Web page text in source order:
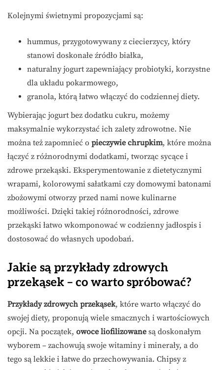
Kolejnymi świetnymi propozycjami są:
hummus, przygotowywany z ciecierzycy, który
stanowi doskonałe źródło białka,
naturalny jogurt zapewniający probiotyki, korzystne
dla układu pokarmowego,
granola, którą łatwo włączyć do codziennej diety.
Wybierając jogurt bez dodatku cukru, możemy
maksymalnie wykorzystać ich zalety zdrowotne. Nie
można też zapomnieć o pieczywie chrupkim, które można
łączyć z różnorodnymi dodatkami, tworząc sycące i
zdrowe przekąski. Eksperymentowanie z dietetycznymi
wrapami, kolorowymi sałatkami czy domowymi batonami
zbożowymi otworzy przed nami nowe kulinarne
możliwości. Dzięki takiej różnorodności, zdrowe
przekąski łatwo wkomponować w codzienny jadłospis i
dostosować do własnych upodobań.
Jakie są przykłady zdrowych
przekąsek – co warto spróbować?
Przykłady zdrowych przekąsek, które warto włączyć do
swojej diety, proponują wiele smacznych i wartościowych
opcji. Na początek, owoce liofilizowane są doskonałym
wyborem – zachowują swoje witaminy i minerały, a do
tego są lekkie i łatwe do przechowywania. Chipsy z